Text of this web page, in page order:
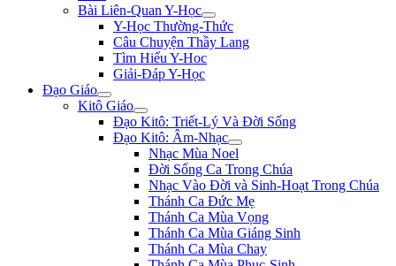
Bài Liên-Quan Y-Học
Y-Học Thường-Thức
Câu Chuyện Thầy Lang
Tìm Hiểu Y-Hoc
Giải-Đáp Y-Học
Đạo Giáo
Kitô Giáo
Đạo Kitô: Triết-Lý Và Đời Sống
Đạo Kitô: Âm-Nhạc
Nhạc Mùa Noel
Đời Sống Ca Trong Chúa
Nhạc Vào Đời và Sinh-Hoạt Trong Chúa
Thánh Ca Đức Mẹ
Thánh Ca Mùa Vọng
Thánh Ca Mùa Giáng Sinh
Thánh Ca Mùa Chay